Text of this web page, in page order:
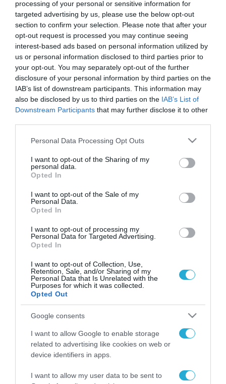
processing of your personal or sensitive information for
targeted advertising by us, please use the below opt-out
section to confirm your selection. Please note that after your
opt-out request is processed you may continue seeing
interest-based ads based on personal information utilized by
us or personal information disclosed to third parties prior to
your opt-out. You may separately opt-out of the further
disclosure of your personal information by third parties on the
IAB’s list of downstream participants. This information may
also be disclosed by us to third parties on the IAB’s List of
Downstream Participants that may further disclose it to other
Please note that this website/app uses one or more Google
not limited to your visit or usage behaviour. You may click to
grant or deny consent to Google and its third-party tags to
use your data for below specified purposes in below Google
consent section.
Personal Data Processing Opt Outs
I want to opt-out of the Sharing of my
personal data.
Opted In
I want to opt-out of the Sale of my
Personal Data.
Opted In
I want to opt-out of processing my
Personal Data for Targeted Advertising.
Opted In
I want to opt-out of Collection, Use,
Retention, Sale, and/or Sharing of my
Personal Data that Is Unrelated with the
Purposes for which it was collected.
Opted Out
Google consents
I want to allow Google to enable storage
related to advertising like cookies on web or
device identifiers in apps.
I want to allow my user data to be sent to
ΚΥΒΕΡΝΗΣΗ
Στο Βερολίνο η Όλγα
Κεφαλογιάννη για τη Διεθνή
Έκθεση Τουρισμού ΙΤΒ
05.03.2024